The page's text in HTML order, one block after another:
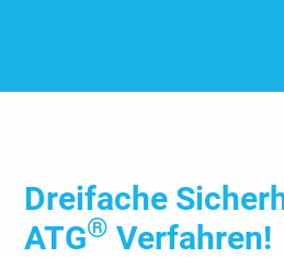
Dreifache
ATG® Verfahren!